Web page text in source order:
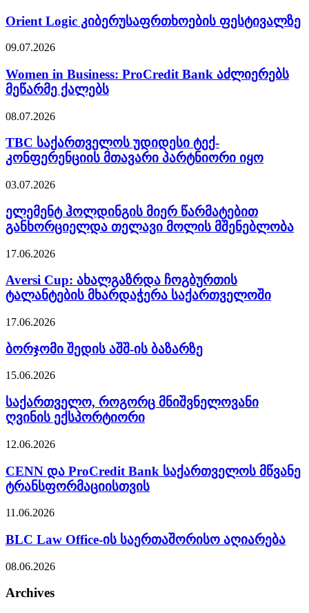
Orient Logic კიბერუსაფრთხოების ფესტივალზე
09.07.2026
Women in Business: ProCredit Bank აძლიერებს
მეწარმე ქალებს
08.07.2026
TBC საქართველოს უდიდესი ტექ-
კონფერენციის მთავარი პარტნიორი იყო
03.07.2026
ელემენტ ჰოლდინგის მიერ წარმატებით
განხორციელდა თელავი მოლის მშენებლობა
17.06.2026
Aversi Cup: ახალგაზრდა ჩოგბურთის
ტალანტების მხარდაჭერა საქართველოში
17.06.2026
ბორჯომი შედის აშშ-ის ბაზარზე
15.06.2026
საქართველო, როგორც მნიშვნელოვანი
ღვინის ექსპორტიორი
12.06.2026
CENN და ProCredit Bank საქართველოს მწვანე
ტრანსფორმაციისთვის
11.06.2026
BLC Law Office-ის საერთაშორისო აღიარება
08.06.2026
Archives